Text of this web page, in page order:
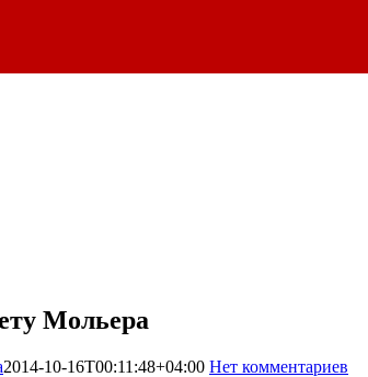
Мольера
2014-10-16T00:11:48+04:00 Нет комментариев